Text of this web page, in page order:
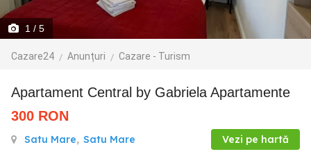
1 / 5
Cazare24 Anunțuri Cazare - Turism
Apartament Central by Gabriela Apartamente
300 RON
Satu Mare, Satu Mare Vezi pe hartă